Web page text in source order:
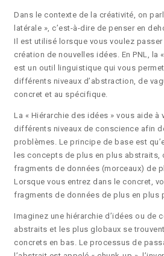
Dans le contexte de la créativité, on
latérale », c’est-à-dire de penser en
Il est utilisé lorsque vous voulez passer
création de nouvelles idées. En PNL, la
est un outil linguistique qui vous
différents niveaux d’abstraction, de
concret et au spécifique.
La « Hiérarchie des idées » vous aide à
différents niveaux de conscience afin
problèmes. Le principe de base est
les concepts de plus en plus abstraits,
fragments de données (morceaux) de
Lorsque vous entrez dans le concret,
fragments de données de plus en plus
Imaginez une hiérarchie d’idées ou de
abstraits et les plus globaux se
concrets en bas. Le processus de